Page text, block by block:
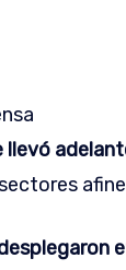
llevó